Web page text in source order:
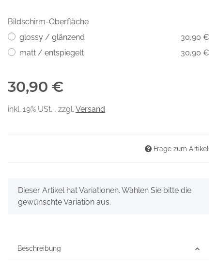
Bildschirm-Oberfläche
glossy / glänzend
30,90 €
matt / entspiegelt
30,90 €
30,90 €
inkl. 19% USt. , zzgl. Versand
Frage zum Artikel
x
Dieser Artikel hat Variationen. Wählen Sie bitte die
gewünschte Variation aus.
Beschreibung